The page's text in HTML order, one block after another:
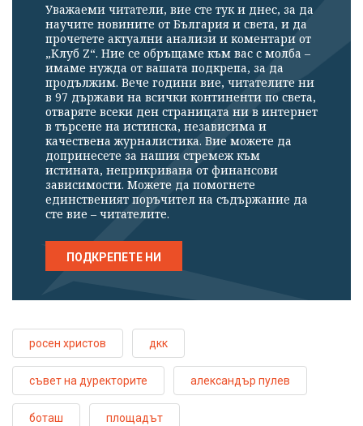
Уважаеми читатели, вие сте тук и днес, за да
научите новините от България и света, и да
прочетете актуални анализи и коментари от
„Клуб Z“. Ние се обръщаме към вас с молба –
имаме нужда от вашата подкрепа, за да
продължим. Вече години вие, читателите ни
в 97 държави на всички континенти по света,
отваряте всеки ден страницата ни в интернет
в търсене на истинска, независима и
качествена журналистика. Вие можете да
допринесете за нашия стремеж към
истината, неприкривана от финансови
зависимости. Можете да помогнете
единственият поръчител на съдържание да
сте вие – читателите.
ПОДКРЕПЕТЕ НИ
росен христов дкк
съвет на дуректорите александър пулев
боташ площадът